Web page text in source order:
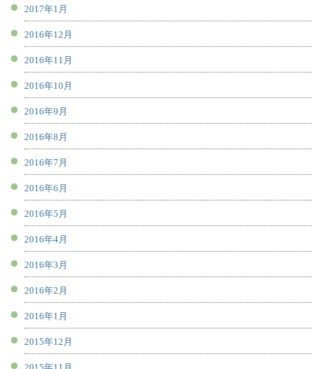
2017年1月
2016年12月
2016年11月
2016年10月
2016年9月
2016年8月
2016年7月
2016年6月
2016年5月
2016年4月
2016年3月
2016年2月
2016年1月
2015年12月